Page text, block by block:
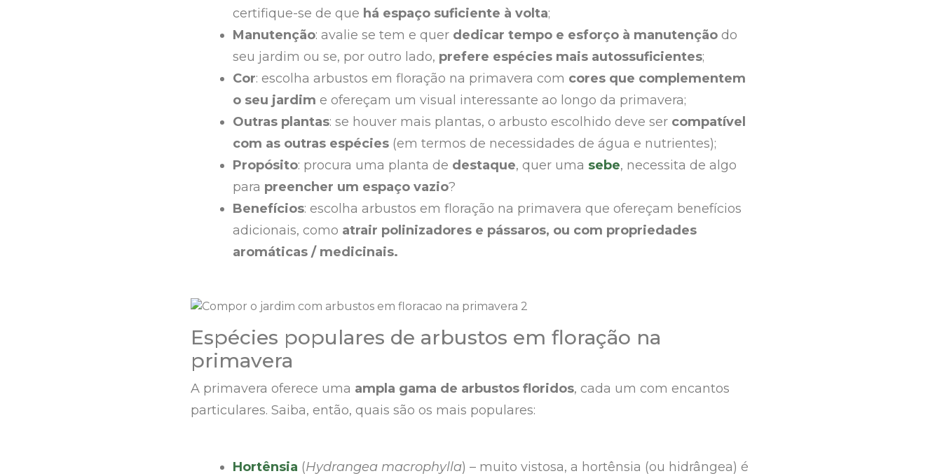
certifique-se de que há espaço suficiente à volta;
Manutenção: avalie se tem e quer dedicar tempo e esforço à manutenção do
seu jardim ou se, por outro lado, prefere espécies mais autossuficientes;
Cor: escolha arbustos em floração na primavera com cores que complementem
o seu jardim e ofereçam um visual interessante ao longo da primavera;
Outras plantas: se houver mais plantas, o arbusto escolhido deve ser compatível
com as outras espécies (em termos de necessidades de água e nutrientes);
Propósito: procura uma planta de destaque, quer uma sebe, necessita de algo
para preencher um espaço vazio?
Benefícios: escolha arbustos em floração na primavera que ofereçam benefícios
adicionais, como atrair polinizadores e pássaros, ou com propriedades
aromáticas / medicinais.
Espécies populares de arbustos em floração na
primavera
A primavera oferece uma ampla gama de arbustos floridos, cada um com encantos
particulares. Saiba, então, quais são os mais populares:
Hortênsia (Hydrangea macrophylla) – muito vistosa, a hortênsia (ou hidrângea) é